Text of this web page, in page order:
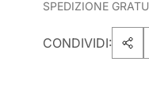
SPEDIZIONE
CONDIVIDI: